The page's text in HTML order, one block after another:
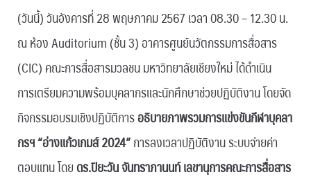
(วันนี้) วันอังคารที่ 28 พฤษภาคม 2567 เวลา 08.30 – 12.30 น.
ณ ห้อง Auditorium (ชั้น 3) อาคารศูนย์นวัตกรรมการสื่อสาร
(CIC) คณะการสื่อสารมวลชน มหาวิทยาลัยเชียงใหม่ ได้ดำเนิน
การเตรียมความพร้อมบุคลากรและนักศึกษาช่วยปฏิบัติงาน โดยจัด
กิจกรรมอบรมเชิงปฏิบัติการอธิบายภาพรวมการแข่งขันกีฬาบุคลา
กรฯ “อ่างแก้วเกมส์ 2024”การลงเวลาปฏิบัติงาน ระบบจ่ายค่า
ตอบแทน โดยดร.ปิยะวัน จันทราภานนท์ เลขานุการคณะการสื่อสาร